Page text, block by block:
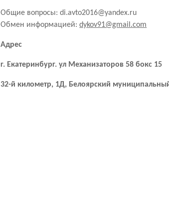
Общие вопросы:di.avto2016@yandex.ru
Обмен информацией:dykov91@gmail.com
Адрес
г. Екатеринбург. ул Механизаторов 58 бокс 15
32-й километр, 1Д, Белоярский